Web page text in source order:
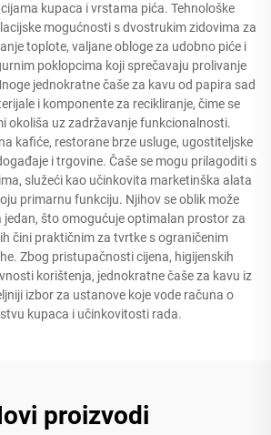
kupaca i vrstama pića. Tehnološke
mogućnosti s dvostrukim zidovima za
toplote, valjane obloge za udobno piće i
poklopcima koji sprečavaju prolivanje
jednokratne čaše za kavu od papira sad
i komponente za recikliranje, čime se
okoliša uz zadržavanje funkcionalnosti.
kafiće, restorane brze usluge, ugostiteljske
i trgovine. Čaše se mogu prilagoditi s
služeći kao učinkovita marketinška alata
primarnu funkciju. Njihov se oblik može
jedan, što omogućuje optimalan prostor za
čini praktičnim za tvrtke s ograničenim
Zbog pristupačnosti cijena, higijenskih
korištenja, jednokratne čaše za kavu iz
izbor za ustanove koje vode računa o
kupaca i učinkovitosti rada.
proizvodi